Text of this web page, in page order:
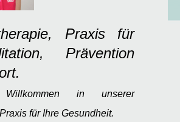
, Praxis für
Prävention
Willkommen in unserer
für Ihre Gesundheit.